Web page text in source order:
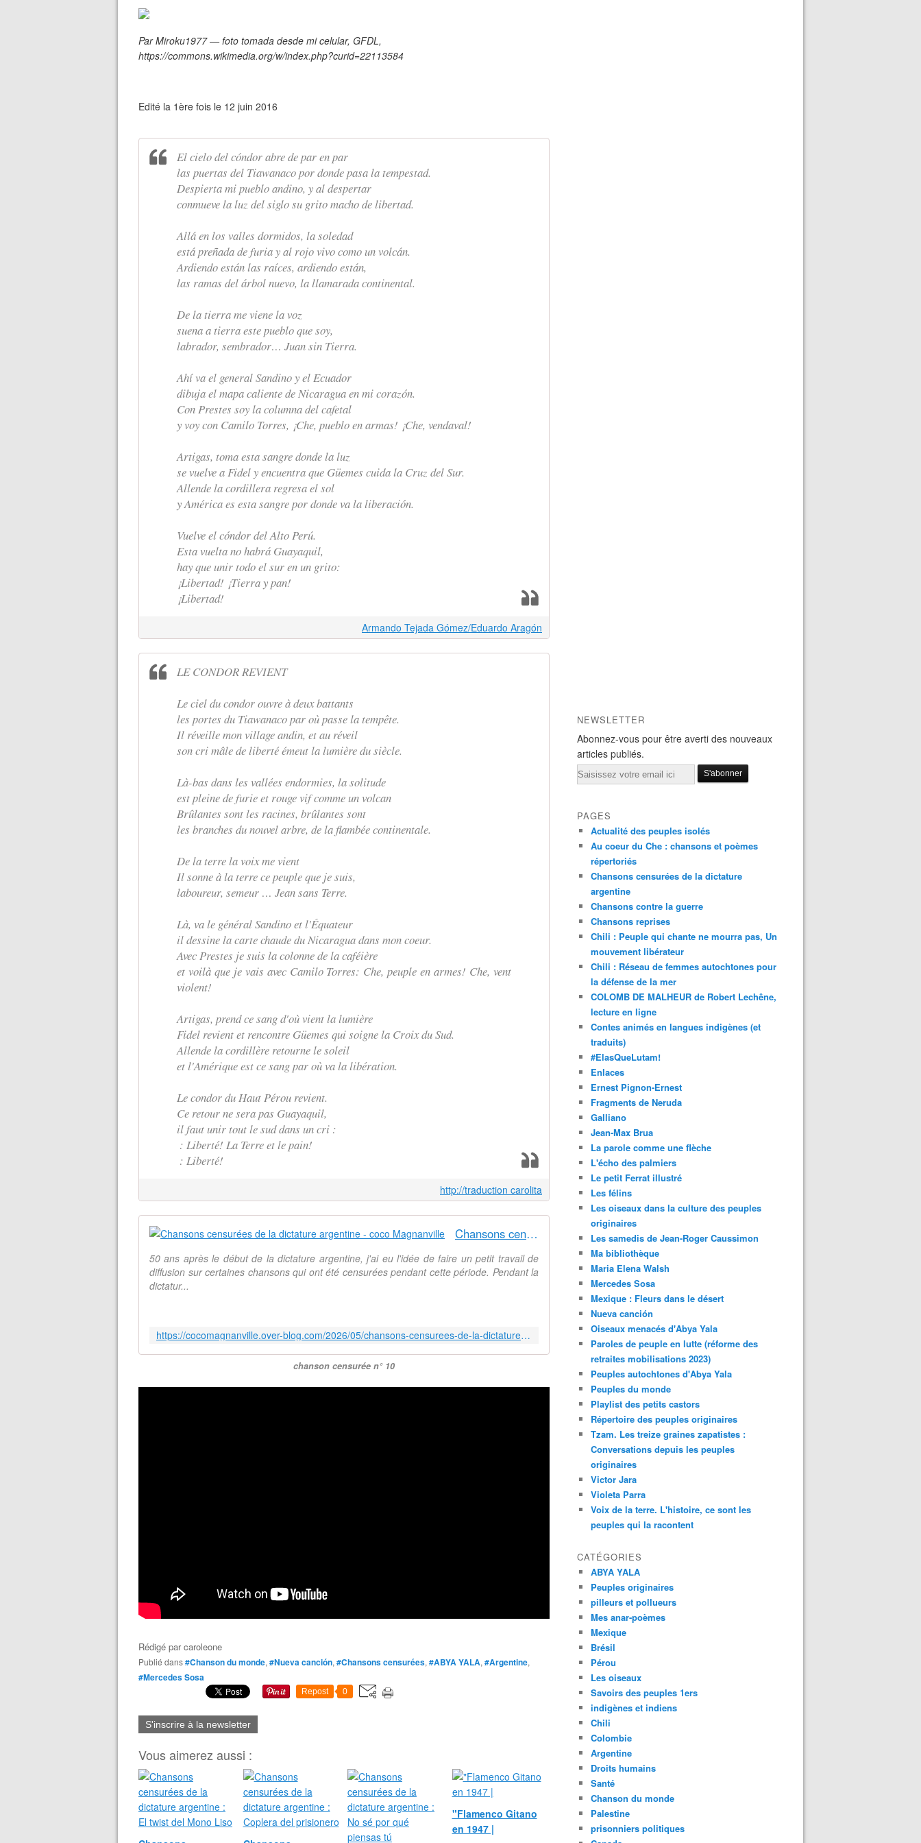
Par Miroku1977 — foto tomada desde mi celular, GFDL,
https://commons.wikimedia.org/w/index.php?curid=22113584
Edité la 1ère fois le 12 juin 2016
El cielo del cóndor abre de par en par
las puertas del Tiawanaco por donde pasa la tempestad.
Despierta mi pueblo andino, y al despertar
conmueve la luz del siglo su grito macho de libertad.
Allá en los valles dormidos, la soledad
está preñada de furia y al rojo vivo como un volcán.
Ardiendo están las raíces, ardiendo están,
las ramas del árbol nuevo, la llamarada continental.
De la tierra me viene la voz
suena a tierra este pueblo que soy,
labrador, sembrador… Juan sin Tierra.
Ahí va el general Sandino y el Ecuador
dibuja el mapa caliente de Nicaragua en mi corazón.
Con Prestes soy la columna del cafetal
y voy con Camilo Torres, ¡Che, pueblo en armas! ¡Che, vendaval!
Artigas, toma esta sangre donde la luz
se vuelve a Fidel y encuentra que Güemes cuida la Cruz del Sur.
Allende la cordillera regresa el sol
y América es esta sangre por donde va la liberación.
Vuelve el cóndor del Alto Perú.
Esta vuelta no habrá Guayaquil,
hay que unir todo el sur en un grito:
‎¡Libertad! ¡Tierra y pan!
‎¡Libertad!‎
Armando Tejada Gómez/Eduardo Aragón
LE CONDOR REVIENT
Le ciel du condor ouvre à deux battants
les portes du Tiawanaco par où passe la tempête.
Il réveille mon village andin, et au réveil
son cri mâle de liberté émeut la lumière du siècle.
Là-bas dans les vallées endormies, la solitude
est pleine de furie et rouge vif comme un volcan
Brûlantes sont les racines, brûlantes sont
les branches du nouvel arbre, de la flambée continentale.
De la terre la voix me vient
Il sonne à la terre ce peuple que je suis,
laboureur, semeur … Jean sans Terre.
Là, va le général Sandino et l'Équateur
il dessine la carte chaude du Nicaragua dans mon coeur.
Avec Prestes je suis la colonne de la caféière
et voilà que je vais avec Camilo Torres: Che, peuple en armes! Che, vent
violent!
Artigas, prend ce sang d'où vient la lumière
Fidel revient et rencontre Güemes qui soigne la Croix du Sud.
Allende la cordillère retourne le soleil
et l'Amérique est ce sang par où va la libération.
Le condor du Haut Pérou revient.
Ce retour ne sera pas Guayaquil,
il faut unir tout le sud dans un cri :
‎ : Liberté! La Terre et le pain!
‎ : Liberté! ‎
http://traduction carolita
Chansons censurées de la dictature argentine - coco Magnanville
50 ans après le début de la dictature argentine, j'ai eu l'idée de faire un petit travail de
diffusion sur certaines chansons qui ont été censurées pendant cette période. Pendant la
dictatur...
https://cocomagnanville.over-blog.com/2026/05/chansons-censurees-de-la-dictature-argentine.html
chanson censurée n° 10
Rédigé parcaroleone
Publié dans#Chanson du monde, #Nueva canción, #Chansons censurées, #ABYA YALA, #Argentine,
#Mercedes Sosa
Repost 0
S'inscrire à la newsletter
Vous aimerez aussi :
"Flamenco Gitano
en 1947 |
NEWSLETTER
Abonnez-vous pour être averti des nouveaux
articles publiés.
Email
PAGES
Actualité des peuples isolés
Au coeur du Che : chansons et poèmes
répertoriés
Chansons censurées de la dictature
argentine
Chansons contre la guerre
Chansons reprises
Chili : Peuple qui chante ne mourra pas, Un
mouvement libérateur
Chili : Réseau de femmes autochtones pour
la défense de la mer
COLOMB DE MALHEUR de Robert Lechêne,
lecture en ligne
Contes animés en langues indigènes (et
traduits)
#ElasQueLutam!
Enlaces
Ernest Pignon-Ernest
Fragments de Neruda
Galliano
Jean-Max Brua
La parole comme une flèche
L'écho des palmiers
Le petit Ferrat illustré
Les félins
Les oiseaux dans la culture des peuples
originaires
Les samedis de Jean-Roger Caussimon
Ma bibliothèque
Maria Elena Walsh
Mercedes Sosa
Mexique : Fleurs dans le désert
Nueva canción
Oiseaux menacés d'Abya Yala
Paroles de peuple en lutte (réforme des
retraites mobilisations 2023)
Peuples autochtones d'Abya Yala
Peuples du monde
Playlist des petits castors
Répertoire des peuples originaires
Tzam. Les treize graines zapatistes :
Conversations depuis les peuples
originaires
Victor Jara
Violeta Parra
Voix de la terre. L'histoire, ce sont les
peuples qui la racontent
CATÉGORIES
ABYA YALA
Peuples originaires
pilleurs et pollueurs
Mes anar-poèmes
Mexique
Brésil
Pérou
Les oiseaux
Savoirs des peuples 1ers
indigènes et indiens
Chili
Colombie
Argentine
Droits humains
Santé
Chanson du monde
Palestine
prisonniers politiques